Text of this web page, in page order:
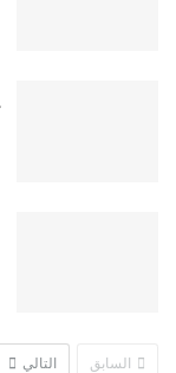
السابق التالي